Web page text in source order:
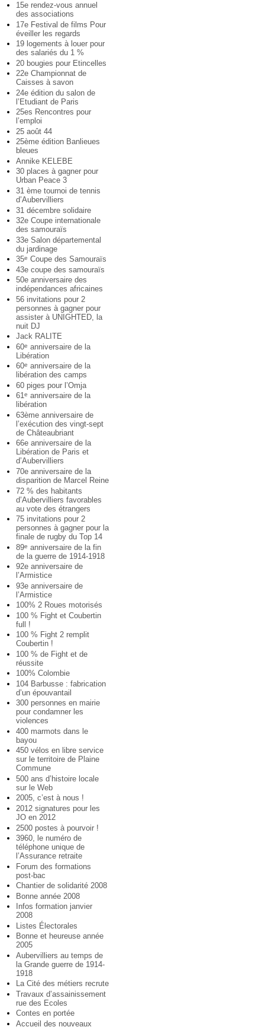
15e rendez-vous annuel
des associations
17e Festival de films Pour
éveiller les regards
19 logements à louer pour
des salariés du 1 %
20 bougies pour Etincelles
22e Championnat de
Caisses à savon
24e édition du salon de
l’Etudiant de Paris
25es Rencontres pour
l’emploi
25 août 44
25ème édition Banlieues
bleues
Annike KELEBE
30 places à gagner pour
Urban Peace 3
31 ème tournoi de tennis
d’Aubervilliers
31 décembre solidaire
32e Coupe internationale
des samouraïs
33e Salon départemental
du jardinage
35e Coupe des Samouraïs
43e coupe des samouraïs
50e anniversaire des
indépendances africaines
56 invitations pour 2
personnes à gagner pour
assister à UNIGHTED, la
nuit DJ
Jack RALITE
60e anniversaire de la
Libération
60e anniversaire de la
libération des camps
60 piges pour l’Omja
61e anniversaire de la
libération
63ème anniversaire de
l’exécution des vingt-sept
de Châteaubriant
66e anniversaire de la
Libération de Paris et
d’Aubervilliers
70e anniversaire de la
disparition de Marcel Reine
72 % des habitants
d’Aubervilliers favorables
au vote des étrangers
75 invitations pour 2
personnes à gagner pour la
finale de rugby du Top 14
89e anniversaire de la fin
de la guerre de 1914-1918
92e anniversaire de
l’Armistice
93e anniversaire de
l’Armistice
100% 2 Roues motorisés
100 % Fight et Coubertin
full !
100 % Fight 2 remplit
Coubertin !
100 % de Fight et de
réussite
100% Colombie
104 Barbusse : fabrication
d’un épouvantail
300 personnes en mairie
pour condamner les
violences
400 marmots dans le
bayou
450 vélos en libre service
sur le territoire de Plaine
Commune
500 ans d’histoire locale
sur le Web
2005, c’est à nous !
2012 signatures pour les
JO en 2012
2500 postes à pourvoir !
3960, le numéro de
téléphone unique de
l’Assurance retraite
Forum des formations
post-bac
Chantier de solidarité 2008
Bonne année 2008
Infos formation janvier
2008
Listes Électorales
Bonne et heureuse année
2005
Aubervilliers au temps de
la Grande guerre de 1914-
1918
La Cité des métiers recrute
Travaux d’assainissement
rue des Ecoles
Contes en portée
Accueil des nouveaux